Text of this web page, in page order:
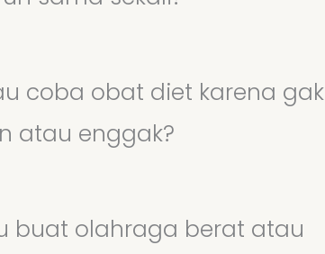
coba obat diet karena gak
atau enggak?
buat olahraga berat atau